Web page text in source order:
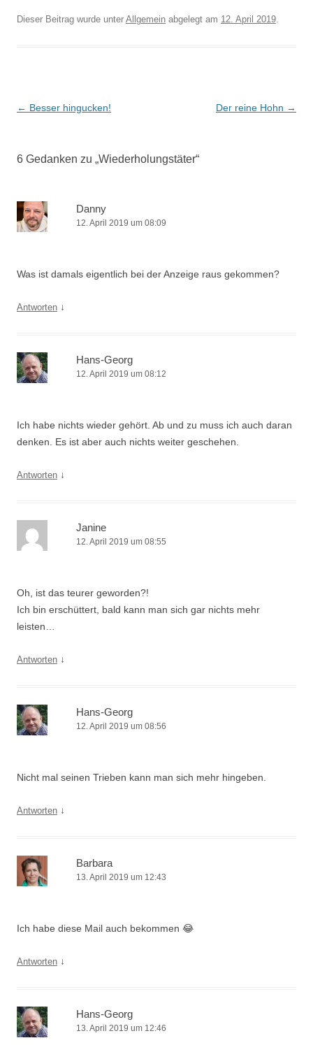
Dieser Beitrag wurde unter Allgemein abgelegt am 12. April 2019.
Beitrags-
← Besser hingucken! Der reine Hohn →
6 Gedanken zu „Wiederholungstäter“
Danny
12. April 2019 um 08:09
Was ist damals eigentlich bei der Anzeige raus gekommen?
Antworten ↓
Hans-Georg
12. April 2019 um 08:12
Ich habe nichts wieder gehört. Ab und zu muss ich auch daran
denken. Es ist aber auch nichts weiter geschehen.
Antworten ↓
Janine
12. April 2019 um 08:55
Oh, ist das teurer geworden?!
Ich bin erschüttert, bald kann man sich gar nichts mehr
leisten…
Antworten ↓
Hans-Georg
12. April 2019 um 08:56
Nicht mal seinen Trieben kann man sich mehr hingeben.
Antworten ↓
Barbara
13. April 2019 um 12:43
Ich habe diese Mail auch bekommen 😂
Antworten ↓
Hans-Georg
13. April 2019 um 12:46